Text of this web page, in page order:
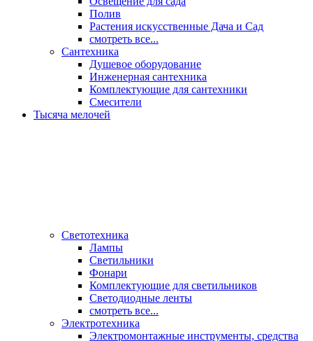
Полив
Растения искусственные Дача и Сад
смотреть все...
Сантехника
Душевое оборудование
Инженерная сантехника
Комплектующие для сантехники
Смесители
Тысяча мелочей
Светотехника
Лампы
Светильники
Фонари
Комплектующие для светильников
Светодиодные ленты
смотреть все...
Электротехника
Электромонтажные инструменты, средства